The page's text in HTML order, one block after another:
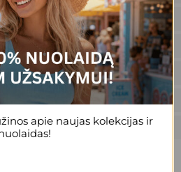
Funkcinis
Rinkodara
Rinkodara, Funkcinis
Rinkodara, Funkcinis
Statistika
apie naujas kolekcijas ir